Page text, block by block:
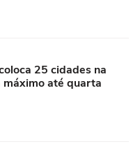
25 cidades na
até quarta